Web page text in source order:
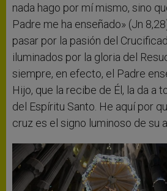
nada hago por mí mismo, sino
Padre me ha enseñado» (Jn
pasar por la pasión del
iluminados por la gloria del
siempre, en efecto, el Padre
Hijo, que la recibe de Él, la da a
del Espíritu Santo. He aquí por
cruz es el signo luminoso de su